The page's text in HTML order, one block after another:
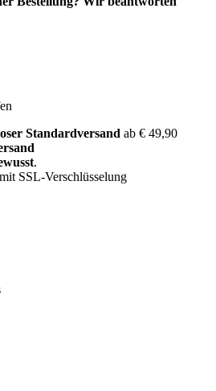
Standardversand ab € 49,90
.
mit SSL-Verschlüsselung